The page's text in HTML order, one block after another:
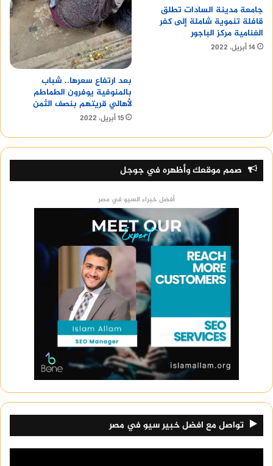
جامعة مدينة السادات تطلق
قافلة تنموية شاملة إلى كفر
الغنامية مركز الباجور
14 أبريل، 2022
بعد ارتفاع سعرها.. شباب
بالمنوفية يوفرون الطماطم
لأهالي قريتهم بنصف الثمن
15 أبريل، 2022
صمم موقعك وأظهره في جوجل
أفضل خبراء السيو في مصر
تواصل مع افضل خبير سيو في مصر